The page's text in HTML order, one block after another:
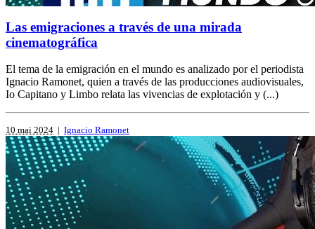
Las emigraciones a través de una mirada
cinematográfica
El tema de la emigración en el mundo es analizado por el periodista
Ignacio Ramonet, quien a través de las producciones audiovisuales,
Io Capitano y Limbo relata las vivencias de explotación y (...)
10 mai 2024 | Ignacio Ramonet